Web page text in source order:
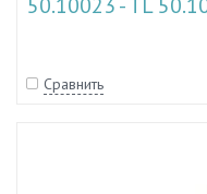
Сравнить